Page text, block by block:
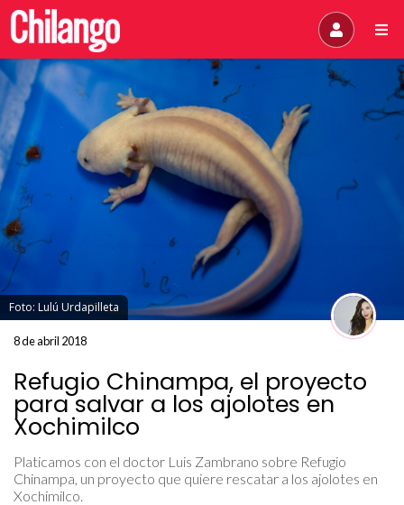
Foto: Lulú Urdapilleta
8 de abril 2018
Refugio Chinampa, el proyecto
para salvar a los ajolotes en
Xochimilco
Platicamos con el doctor Luis Zambrano sobre Refugio
Chinampa, un proyecto que quiere rescatar a los ajolotes en
Xochimilco.